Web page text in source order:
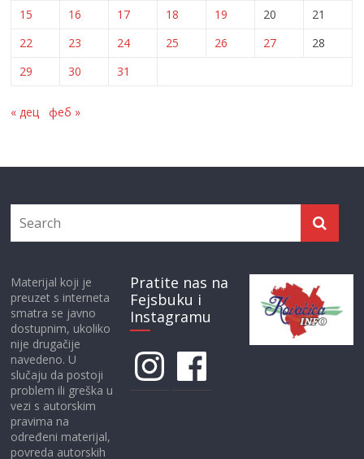
15
16 17 18 19 20
21
22
23 24 25 26 27
28
29
30 31
« дец феб »
Materijal koji je
preuzet s interneta
smatra se javno
dostupnim, ukoliko
nije drugačije
navedeno. U
slučaju da postoji
problem ili greška u
vezi s autorskim
pravima na
određeni materijal,
povreda autorskih
Pratite nas na
Fejsbuku i
Instagramu
InstagramFacebook